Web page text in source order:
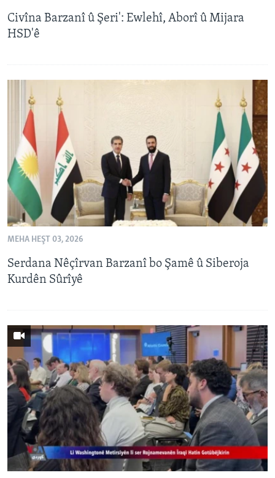
Civîna Barzanî û Şeri': Ewlehî, Aborî û Mijara
HSD'ê
MEHA HEŞT 03, 2026
Serdana Nêçîrvan Barzanî bo Şamê û Siberoja
Kurdên Sûrîyê